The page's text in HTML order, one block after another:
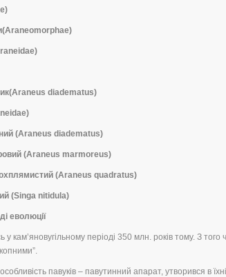
diadematus)
(Araneus diadematus)
(Araneus marmoreus)
(Araneus quadratus)
(Singa nitidula)
еволюції
у кам’яновугільному періоді 350 млн. років тому. З
павуків – павутинний апарат, утворився в